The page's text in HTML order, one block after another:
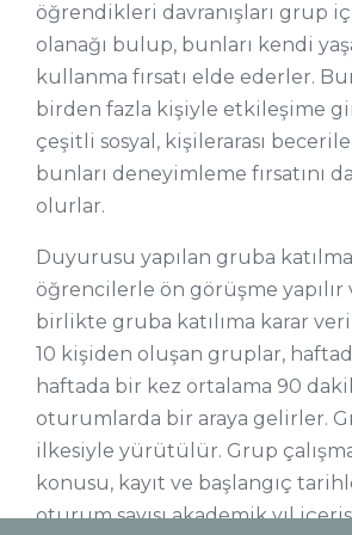
öğrendikleri davranışları grup
olanağı bulup, bunları kendi
kullanma fırsatı elde ederler.
birden fazla kişiyle etkileşime
çeşitli sosyal, kişilerarası
bunları deneyimleme fırsatını
olurlar.
Duyurusu yapılan gruba
öğrencilerle ön görüşme yapılır
birlikte gruba katılıma karar
10 kişiden oluşan gruplar,
haftada bir kez ortalama 90
oturumlarda bir araya gelirler.
ilkesiyle yürütülür. Grup
konusu, kayıt ve başlangıç
oturum sayısı akademik yıl